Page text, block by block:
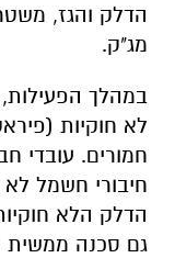
הדלק והגז,
מג"ק.
לא חוקיות
חיבורי חשמל לא
הדלק הלא
גם סכנה ממשית